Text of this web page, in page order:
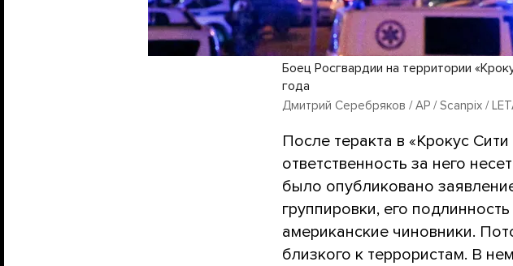
Боец Росгвардии на территории
года
Дмитрий Серебряков / AP / Scanpix /
После теракта в «Крокус
ответственность за него
было опубликовано
группировки, его подлинность
американские чиновники.
близкого к террористам. В